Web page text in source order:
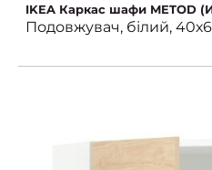
IKEA Каркас шафи
Подовжувач, білий,